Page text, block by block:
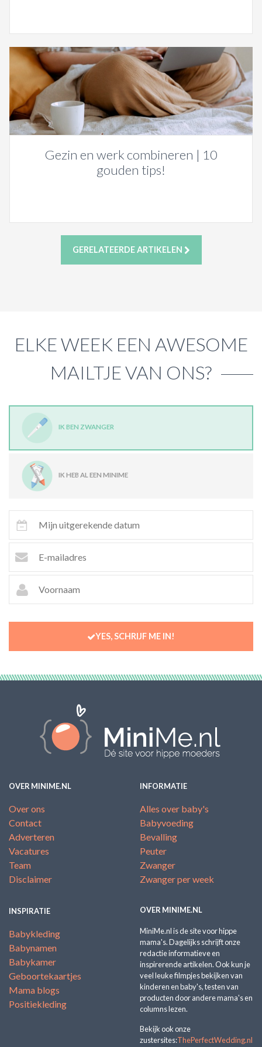
Gezin en werk combineren | 10
gouden tips!
GERELATEERDE ARTIKELEN
ELKE WEEK EEN AWESOME
MAILTJE VAN ONS?
IK BEN ZWANGER
IK HEB AL EEN MINIME
YES, SCHRIJF ME IN!
OVER MINIME.NL
Over ons
Contact
Adverteren
Vacatures
Team
Disclaimer
INFORMATIE
Alles over baby's
Babyvoeding
Bevalling
Peuter
Zwanger
Zwanger per week
INSPIRATIE
Babykleding
Babynamen
Babykamer
Geboortekaartjes
Mama blogs
Positiekleding
OVER MINIME.NL
MiniMe.nl is de site voor hippe
mama's. Dagelijks schrijft onze
redactie informatieve en
inspirerende artikelen. Ook kun je
veel leuke filmpjes bekijken van
kinderen en baby's, testen van
producten door andere mama's en
columns lezen.
Bekijk ook onze
zustersites:ThePerfectWedding.nl